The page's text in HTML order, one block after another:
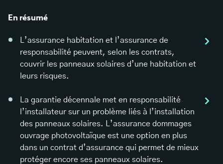
En résumé
L’assurance habitation et l’assurance de
responsabilité peuvent, selon les contrats,
couvrir les panneaux solaires d’une habitation et
leurs risques.
La garantie décennale met en responsabilité
l’installateur sur un problème liés à l’installation
des panneaux solaires. L’assurance dommages
ouvrage photovoltaïque est une option en plus
dans un contrat d’assurance qui permet de mieux
protéger encore ses panneaux solaires.